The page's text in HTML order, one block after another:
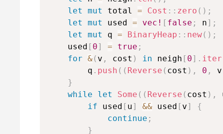
let
mut total = Cost :: zero ( ) ;
let
mut used = vec! [ false ; n] ;
let
mut q = BinaryHeap :: new( ) ;
    used
[ 0] = true ;
for &( v , cost ) in neigh [ 0] . iter
        q
. push ( ( Reverse ( cost ) , 0 , v
}
while
let Some ( ( Reverse ( cost ) ,
if used [ u] && used [ v]
{
continue ;
}